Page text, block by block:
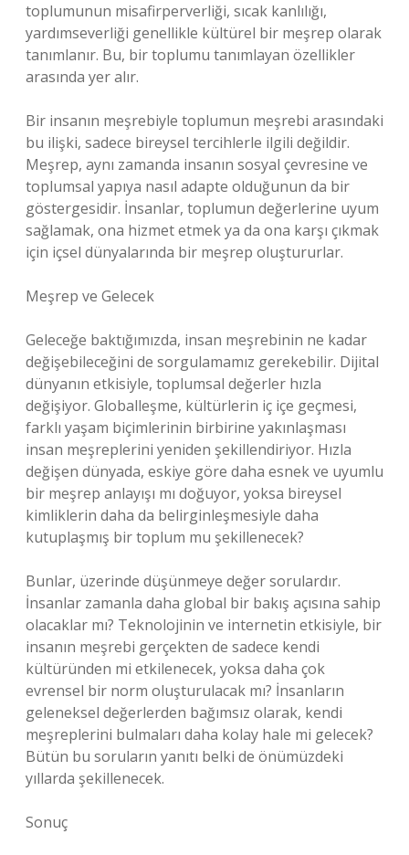
toplumunun misafirperverliği, sıcak kanlılığı,
yardımseverliği genellikle kültürel bir meşrep olarak
tanımlanır. Bu, bir toplumu tanımlayan özellikler
arasında yer alır.
Bir insanın meşrebiyle toplumun meşrebi arasındaki
bu ilişki, sadece bireysel tercihlerle ilgili değildir.
Meşrep, aynı zamanda insanın sosyal çevresine ve
toplumsal yapıya nasıl adapte olduğunun da bir
göstergesidir. İnsanlar, toplumun değerlerine uyum
sağlamak, ona hizmet etmek ya da ona karşı çıkmak
için içsel dünyalarında bir meşrep oluştururlar.
Meşrep ve Gelecek
Geleceğe baktığımızda, insan meşrebinin ne kadar
değişebileceğini de sorgulamamız gerekebilir. Dijital
dünyanın etkisiyle, toplumsal değerler hızla
değişiyor. Globalleşme, kültürlerin iç içe geçmesi,
farklı yaşam biçimlerinin birbirine yakınlaşması
insan meşreplerini yeniden şekillendiriyor. Hızla
değişen dünyada, eskiye göre daha esnek ve uyumlu
bir meşrep anlayışı mı doğuyor, yoksa bireysel
kimliklerin daha da belirginleşmesiyle daha
kutuplaşmış bir toplum mu şekillenecek?
Bunlar, üzerinde düşünmeye değer sorulardır.
İnsanlar zamanla daha global bir bakış açısına sahip
olacaklar mı? Teknolojinin ve internetin etkisiyle, bir
insanın meşrebi gerçekten de sadece kendi
kültüründen mi etkilenecek, yoksa daha çok
evrensel bir norm oluşturulacak mı? İnsanların
geleneksel değerlerden bağımsız olarak, kendi
meşreplerini bulmaları daha kolay hale mi gelecek?
Bütün bu soruların yanıtı belki de önümüzdeki
yıllarda şekillenecek.
Sonuç